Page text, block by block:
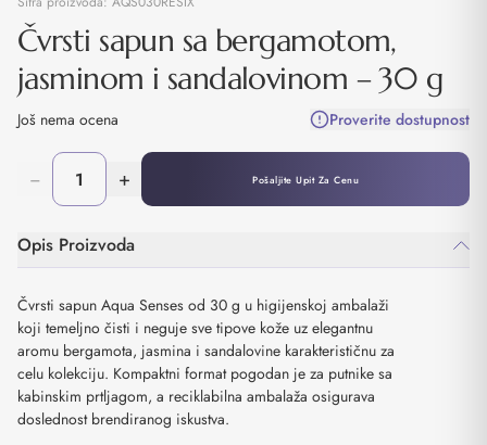
Čvrsti sapun sa bergamotom,
jasminom i sandalovinom – 30 g
Još nema ocena Proverite dostupnost
− + Pošaljite Upit Za Cenu
Opis Proizvoda
Čvrsti sapun Aqua Senses od 30 g u higijenskoj ambalaži
koji temeljno čisti i neguje sve tipove kože uz elegantnu
aromu bergamota, jasmina i sandalovine karakterističnu za
celu kolekciju. Kompaktni format pogodan je za putnike sa
kabinskim prtljagom, a reciklabilna ambalaža osigurava
doslednost brendiranog iskustva.